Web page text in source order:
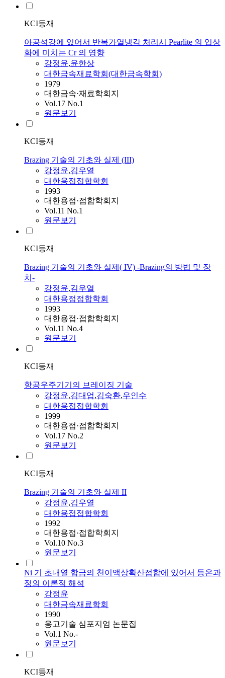
KCI등재
아공석강에 있어서 반복가열냉각 처리시 Pearlite 의 입상
화에 미치는 Cr 의 영향
강정윤,윤한상
대한금속재료학회(대한금속학회)
1979
대한금속·재료학회지
Vol.17 No.1
원문보기
KCI등재
Brazing 기술의 기초와 실제 (III)
강정윤,김우열
대한용접접합학회
1993
대한용접·접합학회지
Vol.11 No.1
원문보기
KCI등재
Brazing 기술의 기초와 실제( IV) -Brazing의 방법 및 장
치-
강정윤,김우열
대한용접접합학회
1993
대한용접·접합학회지
Vol.11 No.4
원문보기
KCI등재
항공우주기기의 브레이징 기술
강정윤,김대업,김숙환,우인수
대한용접접합학회
1999
대한용접·접합학회지
Vol.17 No.2
원문보기
KCI등재
Brazing 기술의 기초와 실제 II
강정윤,김우열
대한용접접합학회
1992
대한용접·접합학회지
Vol.10 No.3
원문보기
Ni 기 초내열 합금의 천이액상확산접합에 있어서 등온과
정의 이론적 해석
강정윤
대한금속재료학회
1990
응고기술 심포지엄 논문집
Vol.1 No.-
원문보기
KCI등재